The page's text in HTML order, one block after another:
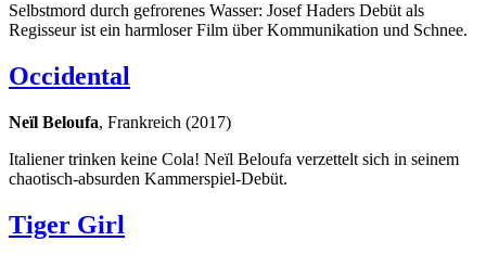
Selbstmord durch gefrorenes Wasser: Josef Haders Debüt als
Regisseur ist ein harmloser Film über Kommunikation und Schnee.
Occidental
Neïl Beloufa, Frankreich (2017)
Italiener trinken keine Cola! Neïl Beloufa verzettelt sich in seinem
chaotisch-absurden Kammerspiel-Debüt.
Tiger Girl